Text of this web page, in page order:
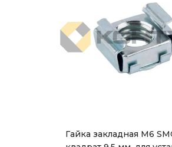
Гайка закладная М6